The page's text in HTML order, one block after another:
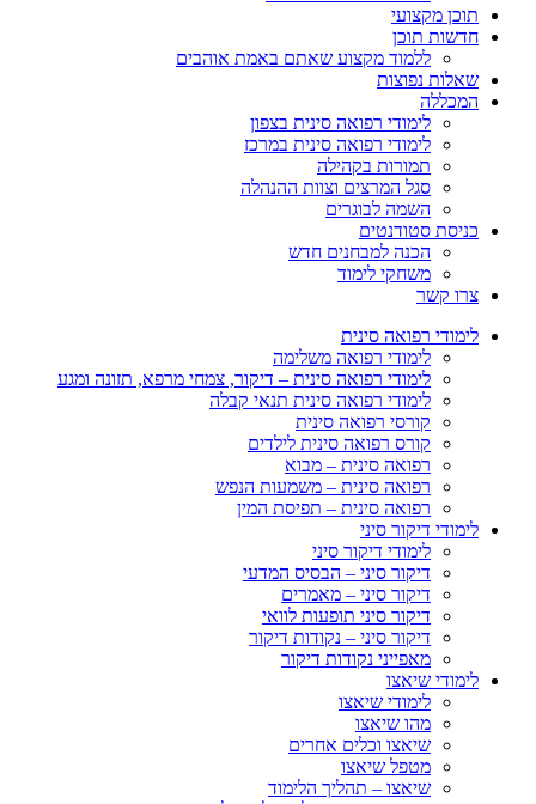
תוכן מקצועי
חדשות תוכן
ללמוד מקצוע שאתם באמת אוהבים
שאלות נפוצות
המכללה
לימודי רפואה סינית בצפון
לימודי רפואה סינית במרכז
תמורות בקהילה
סגל המרצים וצוות ההנהלה
השמה לבוגרים
כניסת סטודנטים
הכנה למבחנים חדש
משחקי לימוד
צרו קשר
לימודי רפואה סינית
לימודי רפואה משלימה
לימודי רפואה סינית – דיקור, צמחי מרפא, תזונה ומגע
לימודי רפואה סינית תנאי קבלה
קורסי רפואה סינית
קורס רפואה סינית לילדים
רפואה סינית – מבוא
רפואה סינית – משמעות הנפש
רפואה סינית – תפיסת המין
לימודי דיקור סיני
לימודי דיקור סיני
דיקור סיני – הבסיס המדעי
דיקור סיני – מאמרים
דיקור סיני תופעות לוואי
דיקור סיני – נקודות דיקור
מאפייני נקודות דיקור
לימודי שיאצו
לימודי שיאצו
מהו שיאצו
שיאצו וכלים אחרים
מטפל שיאצו
שיאצו – תהליך הלימוד